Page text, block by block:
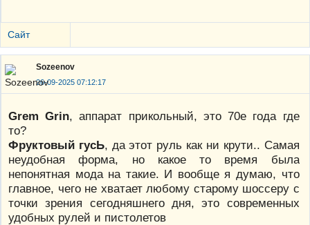
Сайт
Sozeenov
26-09-2025 07:12:17
Grem Grin, аппарат прикольный, это 70е года где
то?
Фруктовый гусЬ, да этот руль как ни крути.. Самая
неудобная форма, но какое то время была
непонятная мода на такие. И вообще я думаю, что
главное, чего не хватает любому старому шоссеру с
точки зрения сегодняшнего дня, это современных
удобных рулей и пистолетов